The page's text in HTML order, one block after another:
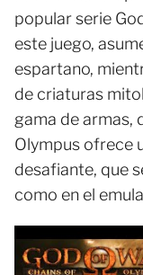
popular serie
este juego,
espartano,
de criaturas
gama de armas,
Olympus ofrece
desafiante, que
como en el